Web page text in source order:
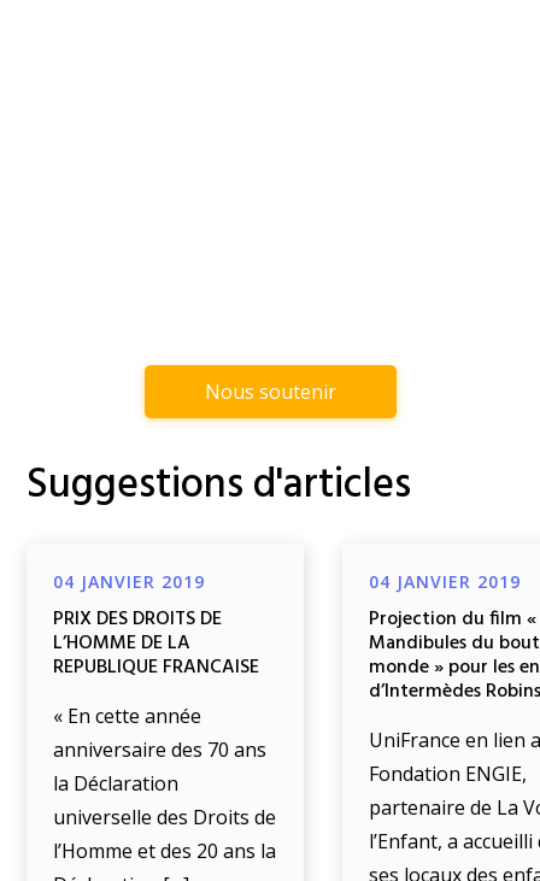
Nous soutenir
Suggestions d'articles
04 JANVIER 2019
PRIX DES DROITS DE
L’HOMME DE LA
REPUBLIQUE FRANCAISE
« En cette année
anniversaire des 70 ans
la Déclaration
universelle des Droits de
l’Homme et des 20 ans la
04 JANVIER 2019
Projection du film «
Mandibules du
monde » pour les
d’Intermèdes
UniFrance en lien
Fondation ENGIE,
partenaire de La
l’Enfant, a accueilli
ses locaux des